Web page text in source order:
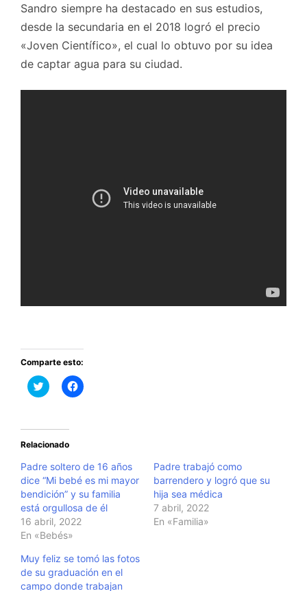
Sandro siempre ha destacado en sus estudios,
desde la secundaria en el 2018 logró el precio
«Joven Científico», el cual lo obtuvo por su idea
de captar agua para su ciudad.
Comparte esto:
H
a
i
p
r
a
c
o
m
p
a
r
t
r
e
n
T
H
a
r
a
c
o
m
p
a
r
e
n
Relacionado
Padre soltero de 16 años
dice “Mi bebé es mi mayor
bendición” y su familia
está orgullosa de él
16 abril, 2022
En «Bebés»
Padre trabajó como
barrendero y logró que su
hija sea médica
7 abril, 2022
En «Familia»
Muy feliz se tomó las fotos
de su graduación en el
campo donde trabajan